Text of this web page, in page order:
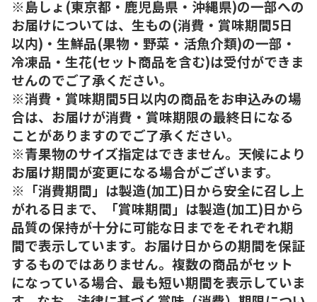
※島しょ(東京都・鹿児島県・沖縄県)の一部への
お届けについては、生もの(消費・賞味期間5日
以内)・生鮮品(果物・野菜・活魚介類)の一部・
冷凍品・生花(セット商品を含む)は受付ができま
せんのでご了承ください。
※消費・賞味期間5日以内の商品をお申込みの場
合は、お届けが消費・賞味期限の最終日になる
ことがありますのでご了承ください。
※青果物のサイズ指定はできません。天候により
お届け期間が変更になる場合がございます。
※「消費期間」は製造(加工)日から安全に召し上
がれる日まで、「賞味期間」は製造(加工)日から
品質の保持が十分に可能な日までをそれぞれ期
間で表示しています。お届け日からの期間を保証
するものではありません。複数の商品がセット
になっている場合、最も短い期間を表示していま